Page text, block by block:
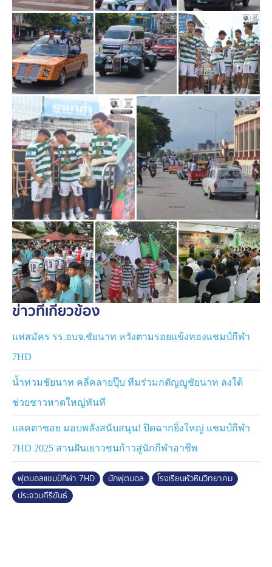
ข่าวที่เกี่ยวข้อง
แห่สมัคร รร.อบจ.ชัยนาท หวังตามรอยแข้งทองแชมป์กีฬา
7HD
น้ำท่วมชัยนาท คลี่คลายปุ๊บ ทีมร่วมกตัญญูชัยนาท ลงใต้
ช่วยชาวหาดใหญ่ทันที
แลคตาซอย มอบพลังสนับสนุน! ปิดฉากยิ่งใหญ่ แชมป์กีฬา
7HD 2025 สานฝันเยาวชนก้าวสู่นักกีฬาอาชีพ
ฟุตบอลแชมป์กีฬา 7HD นักฟุตบอล
โรงเรียนหัวหินวิทยาคม
ประจวบคีรีขันธ์